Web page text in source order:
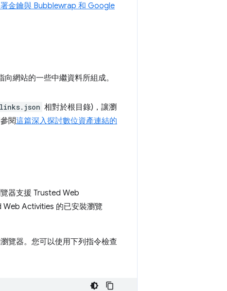
金鑰與 Bubblewrap 和 Google
網站的一些中繼資料所組成。
相對於根目錄)，讓瀏
閱這篇深入探討數位資產連結的
器支援 Trusted Web
Activities 的已安裝瀏覽
覽器。您可以使用下列指令檢查